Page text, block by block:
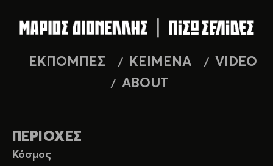
ΕΚΠΟΜΠΕΣ ΚΕΙΜΕΝΑ
VIDEO
ABOUT
ΠΕΡΙΟΧΕΣ
Κόσμος